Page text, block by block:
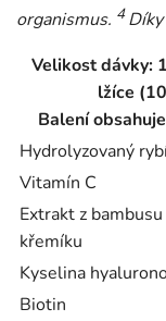
organismus. 4
Velikost dávky:
lžíce
Balení
Hydrolyzovaný
Vitamín C
Extrakt z
křemíku
Kyselina
Biotin